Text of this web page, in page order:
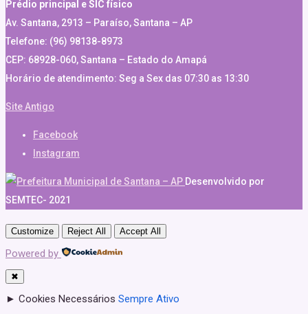
Prédio principal e SIC físico
Av. Santana, 2913 – Paraíso, Santana – AP
Telefone: (96) 98138-8973
CEP: 68928-060, Santana – Estado do Amapá
Horário de atendimento: Seg a Sex das 07:30 as 13:30
Site Antigo
Facebook
Instagram
Desenvolvido por
SEMTEC- 2021
Customize Reject All Accept All
Powered by
✖
► Cookies Necessários Sempre Ativo